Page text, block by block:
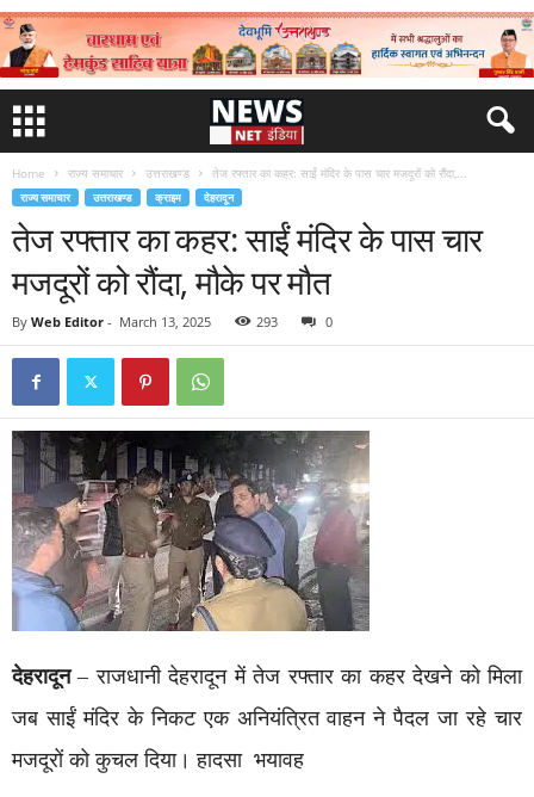
Home राज्य समाचार उत्तराखण्ड तेज रफ्तार का कहर: साईं मंदिर के पास चार मजदूरों को रौंदा,...
राज्य समाचार उत्तराखण्ड क्राइम देहरादून
तेज रफ्तार का कहर: साईं मंदिर के पास चार
मजदूरों को रौंदा, मौके पर मौत
By Web Editor - March 13, 2025 293 0
देहरादून– राजधानी देहरादून में तेज रफ्तार का कहर देखने को मिला
जब साईं मंदिर के निकट एक अनियंत्रित वाहन ने पैदल जा रहे चार
मजदूरों को कुचल दिया। हादसा भयावह